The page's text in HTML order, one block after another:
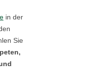
in der
Sie